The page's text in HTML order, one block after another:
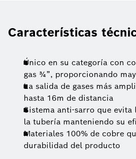
Características
Único en su categoría con
gas ¾”, proporcionando
La salida de gases más
hasta 16m de distancia
Sistema anti-sarro que evita
la tubería manteniendo su
Materiales 100% de cobre
durabilidad del producto